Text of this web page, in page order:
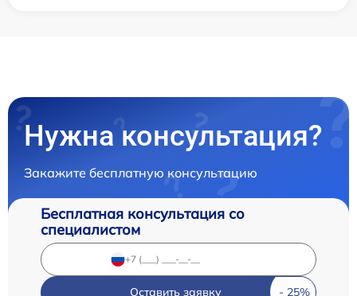
Нужна консультация?
Закажите бесплатную консультацию
Бесплатная консультация со
специалистом
Оставить заявку